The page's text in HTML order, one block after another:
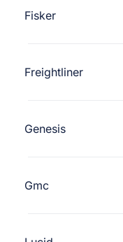
Fisker
Freightliner
Genesis
Gmc